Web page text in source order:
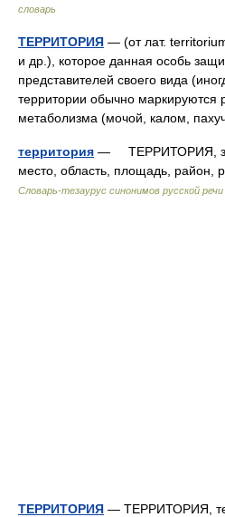
словарь
ТЕРРИТОРИЯ — (от лат.
и др.), которое данная особь
представителей своего вида
территории обычно маркируются
метаболизма (мочой, калом,
территория — ТЕРРИТОРИЯ,
место, область, площадь, район,
Словарь-тезаурус синонимов русской речи
ТЕРРИТОРИЯ — ТЕРРИТОРИЯ,